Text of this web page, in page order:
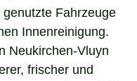
Fahrzeuge
Innenreinigung.
Neukirchen-Vluyn
frischer und